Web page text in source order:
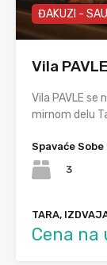
ĐAKUZI -
Vila PAVLE
Vila PAVLE
mirnom delu
Spavaće Sobe
3
TARA,
Cena na